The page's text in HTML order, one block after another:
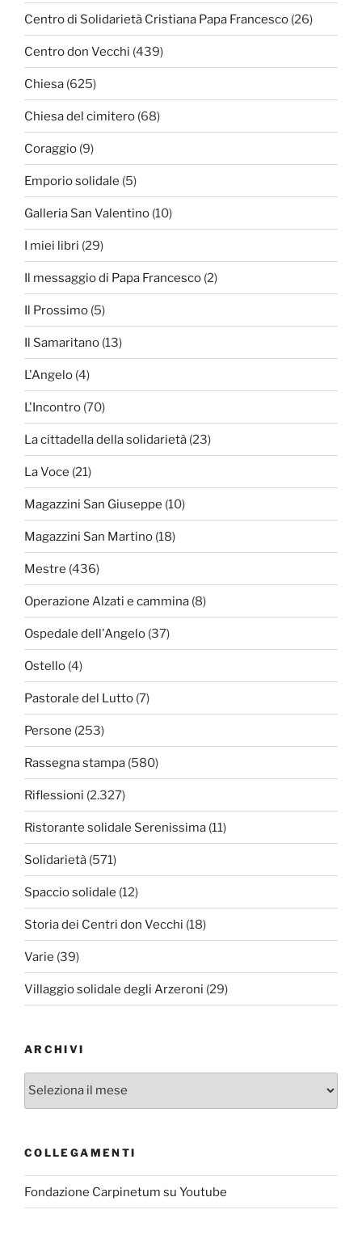
Centro di Solidarietà Cristiana Papa Francesco (26)
Centro don Vecchi (439)
Chiesa (625)
Chiesa del cimitero (68)
Coraggio (9)
Emporio solidale (5)
Galleria San Valentino (10)
I miei libri (29)
Il messaggio di Papa Francesco (2)
Il Prossimo (5)
Il Samaritano (13)
L'Angelo (4)
L'Incontro (70)
La cittadella della solidarietà (23)
La Voce (21)
Magazzini San Giuseppe (10)
Magazzini San Martino (18)
Mestre (436)
Operazione Alzati e cammina (8)
Ospedale dell'Angelo (37)
Ostello (4)
Pastorale del Lutto (7)
Persone (253)
Rassegna stampa (580)
Riflessioni (2.327)
Ristorante solidale Serenissima (11)
Solidarietà (571)
Spaccio solidale (12)
Storia dei Centri don Vecchi (18)
Varie (39)
Villaggio solidale degli Arzeroni (29)
ARCHIVI
Archivi
COLLEGAMENTI
Fondazione Carpinetum su Youtube